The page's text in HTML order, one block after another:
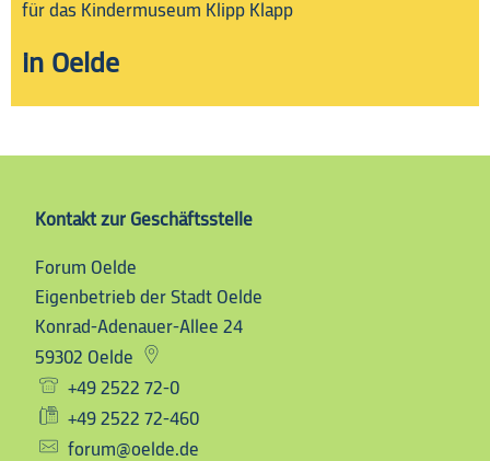
für das Kindermuseum Klipp Klapp
in Oelde
Kontakt zur Geschäftsstelle
Forum Oelde
Eigenbetrieb der Stadt Oelde
Konrad-Adenauer-Allee 24
59302 Oelde
+49 2522 72-0
+49 2522 72-460
forum@oelde.de